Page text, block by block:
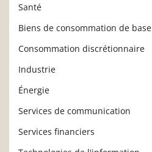
Santé
Biens de consommation de base
Consommation discrétionnaire
Industrie
Énergie
Services de communication
Services financiers